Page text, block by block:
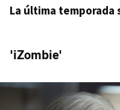
La última temporada
'iZombie'